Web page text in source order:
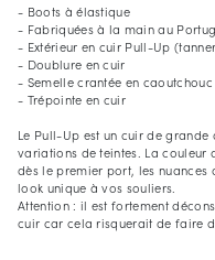
- Boots à élastique
- Fabriquées à la main au
- Extérieur en cuir Pull-Up
- Doublure en cuir
- Semelle crantée en
- Trépointe en cuir
Le Pull-Up est un cuir de
variations de teintes. La couleur
dès le premier port, les
look unique à vos souliers.
Attention : il est fortement
cuir car cela risquerait de faire